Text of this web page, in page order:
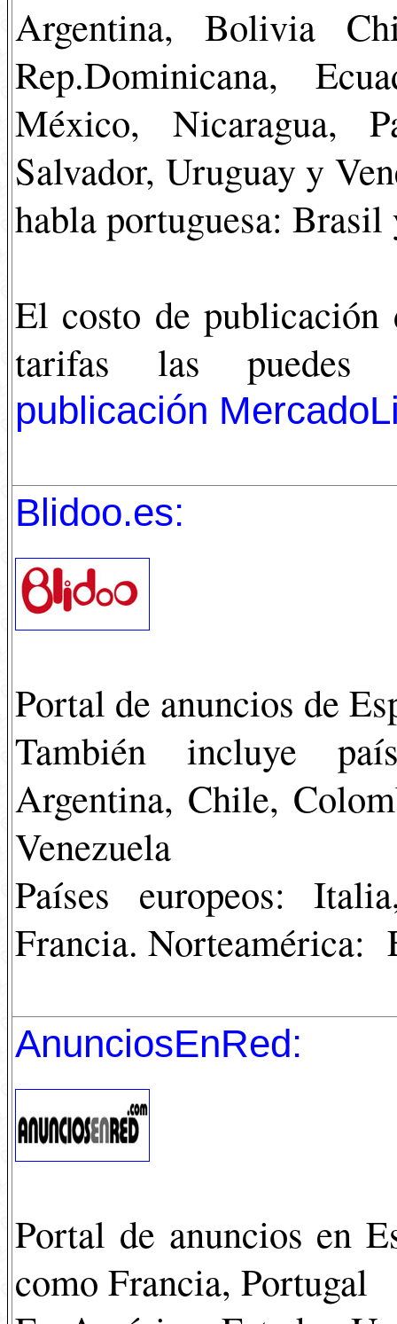
Argentina, Bolivia
Rep.Dominicana,
México, Nicaragua,
Salvador, Uruguay y
habla portuguesa:
El costo de publicación
tarifas las
publicación
Blidoo.es:
Portal de anuncios de
También incluye
Argentina, Chile,
Venezuela
Países europeos:
Francia. Norteamérica:
AnunciosEnRed:
Portal de anuncios en
como Francia, Portugal